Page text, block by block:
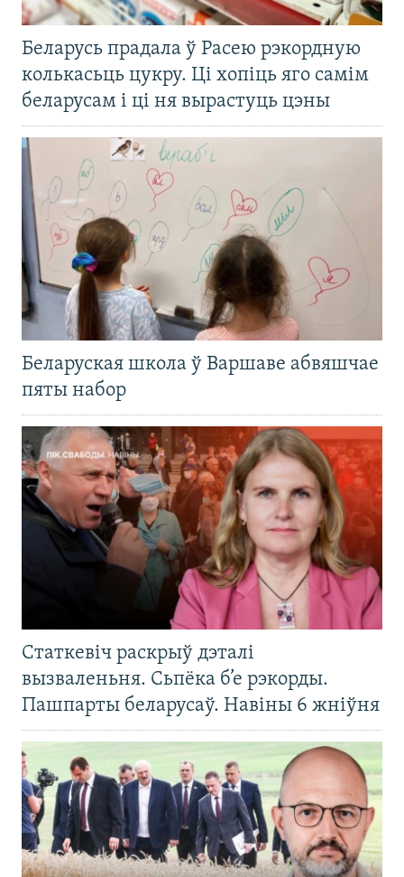
Беларусь прадала ў Расею рэкордную
колькасьць цукру. Ці хопіць яго самім
беларусам і ці ня вырастуць цэны
Беларуская школа ў Варшаве абвяшчае
пяты набор
Статкевіч раскрыў дэталі
вызваленьня. Сьпёка б’е рэкорды.
Пашпарты беларусаў. Навіны 6 жніўня